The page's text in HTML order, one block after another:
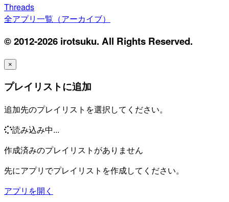
Threads
全アプリ一覧（アーカイブ）
© 2012-2026 irotsuku. All Rights Reserved.
×
プレイリストに追加
追加先のプレイリストを選択してください。
読み込み中...
作成済みのプレイリストがありません
先にアプリでプレイリストを作成してください。
アプリを開く